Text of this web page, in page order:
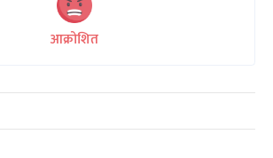
आक्रोशित